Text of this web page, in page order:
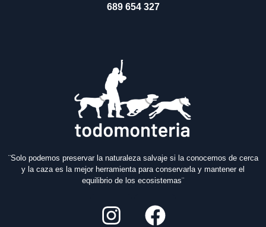
689 654 327
¨Solo podemos preservar la naturaleza salvaje si la conocemos de cerca
y la caza es la mejor herramienta para conservarla y mantener el
equilibrio de los ecosistemas¨